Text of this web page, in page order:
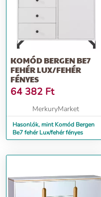
KOMÓD BERGEN BE7
FEHÉR LUX/FEHÉR
FÉNYES
64 382 Ft
MerkuryMarket
Hasonlók, mint Komód Bergen
Be7 fehér Lux/fehér fényes